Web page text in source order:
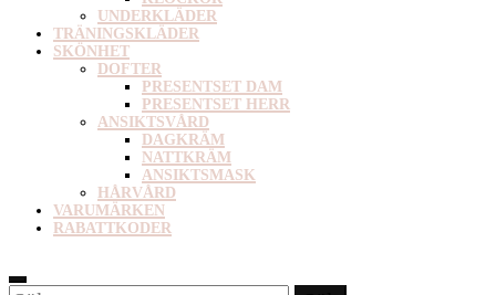
UNDERKLÄDER
TRÄNINGSKLÄDER
SKÖNHET
DOFTER
PRESENTSET DAM
PRESENTSET HERR
ANSIKTSVÅRD
DAGKRÄM
NATTKRÄM
ANSIKTSMASK
HÅRVÅRD
VARUMÄRKEN
RABATTKODER